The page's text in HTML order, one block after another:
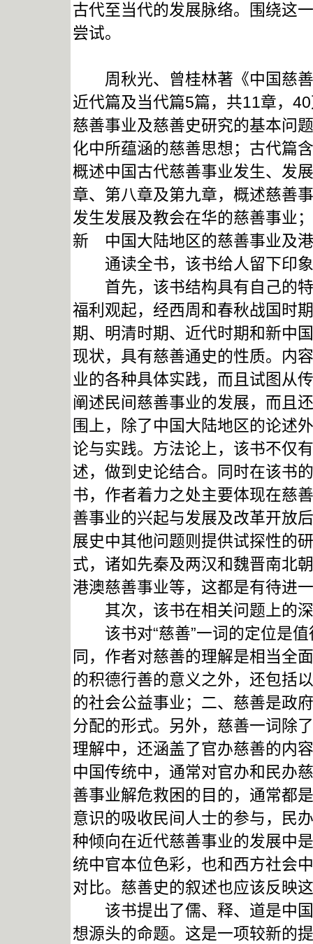
古代至当代的发展脉络。围绕这
尝试。
周秋光、曾桂林著《中国慈善
近代篇及当代篇5篇，共11章，
慈善事业及慈善史研究的基本问
化中所蕴涵的慈善思想；古代篇
概述中国古代慈善事业发生、发
章、第八章及第九章，概述慈善
发生发展及教会在华的慈善事业
新 中国大陆地区的慈善事业及
通读全书，该书给人留下印象
首先，该书结构具有自己的特
福利观起，经西周和春秋战国时
期、明清时期、近代时期和新中
现状，具有慈善通史的性质。内
业的各种具体实践，而且试图从
阐述民间慈善事业的发展，而且
围上，除了中国大陆地区的论述
论与实践。方法论上，该书不仅
述，做到史论结合。同时在该书
书，作者着力之处主要体现在慈
善事业的兴起与发展及改革开放
展史中其他问题则提供试探性的
式，诸如先秦及两汉和魏晋南北
港澳慈善事业等，这都是有待进
其次，该书在相关问题上的深
该书对“慈善”一词的定位是值
同，作者对慈善的理解是相当全
的积德行善的意义之外，还包括
的社会公益事业；二、慈善是政
分配的形式。另外，慈善一词除
理解中，还涵盖了官办慈善的内
中国传统中，通常对官办和民办
善事业解危救困的目的，通常都
意识的吸收民间人士的参与，民
种倾向在近代慈善事业的发展中
统中官本位色彩，也和西方社会
对比。慈善史的叙述也应该反映
该书提出了儒、释、道是中国
想源头的命题。这是一项较新的